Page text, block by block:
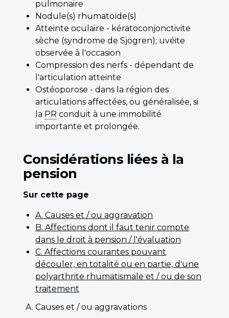
pulmonaire
Nodule(s) rhumatoïde(s)
Atteinte oculaire - kératoconjonctivite
sèche (syndrome de Sjögren); uvéite
observée à l'occasion
Compression des nerfs - dépendant de
l'articulation atteinte
Ostéoporose - dans la région des
articulations affectées, ou généralisée, si
la PR conduit à une immobilité
importante et prolongée.
Considérations liées à la
pension
Sur cette page
A. Causes et / ou aggravation
B. Affections dont il faut tenir compte
dans le droit à pension / l'évaluation
C. Affections courantes pouvant
découler, en totalité ou en partie, d'une
polyarthrite rhumatismale et / ou de son
traitement
Causes et / ou aggravations